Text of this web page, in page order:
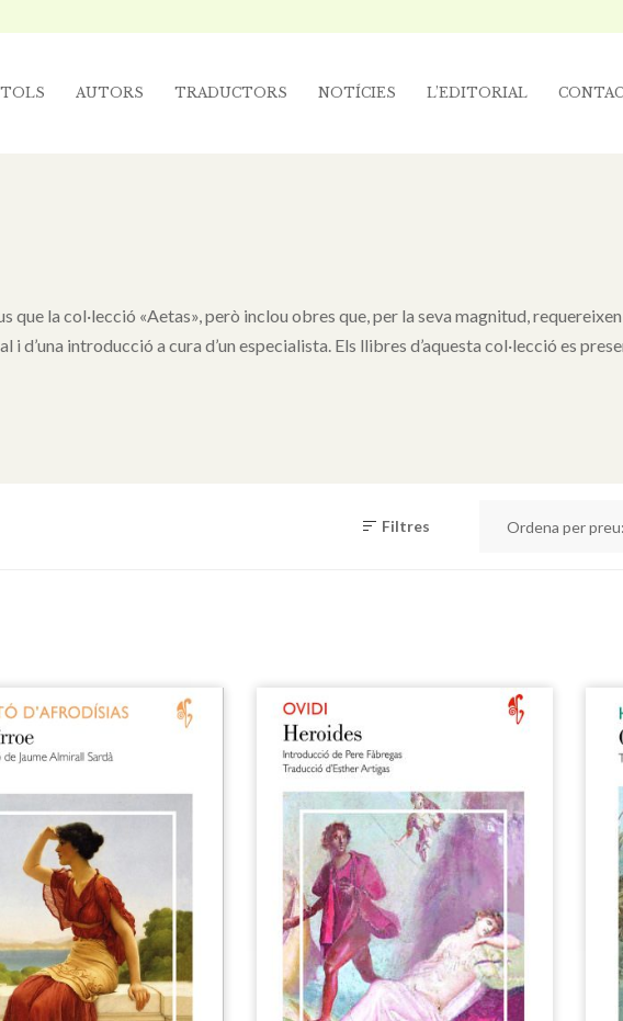
AUTORS TRADUCTORS NOTÍCIES L’EDITORIAL
que la col·lecció «Aetas», però inclou obres que, per la seva magnitud,
introducció a cura d’un especialista. Els llibres d’aquesta col·lecció es
Filtres